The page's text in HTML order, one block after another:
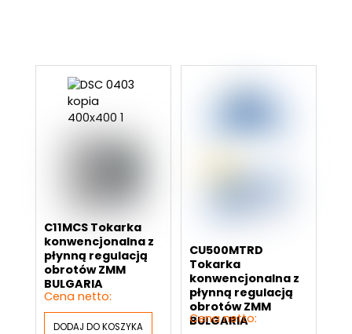
C11MCS Tokarka
konwencjonalna z
płynną regulacją
obrotów ZMM
BULGARIA
DODAJ DO KOSZYKA
CU500MTRD
Tokarka
konwencjonalna z
płynną regulacją
obrotów ZMM
BULGARIA